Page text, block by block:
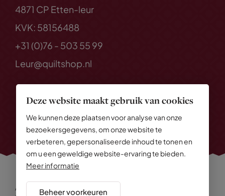
Deze website maakt gebruik van cookies
We kunnen deze plaatsen voor analyse van onze
bezoekersgegevens, om onze website te
verbeteren, gepersonaliseerde inhoud te tonen en
om u een geweldige website-ervaring te bieden.
Meer informatie
Beheer voorkeuren
4871 CP Etten-leur
KVK: 58156488
+31 (0)76 - 503 55 99
Leur@quiltshop.nl
Alle rechten voorbehouden